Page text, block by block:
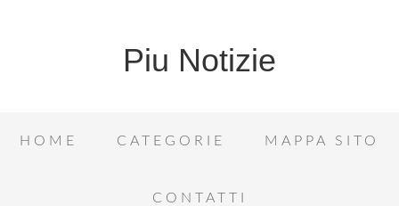
Piu Notizie
HOME CATEGORIE MAPPA SITO
CONTATTI